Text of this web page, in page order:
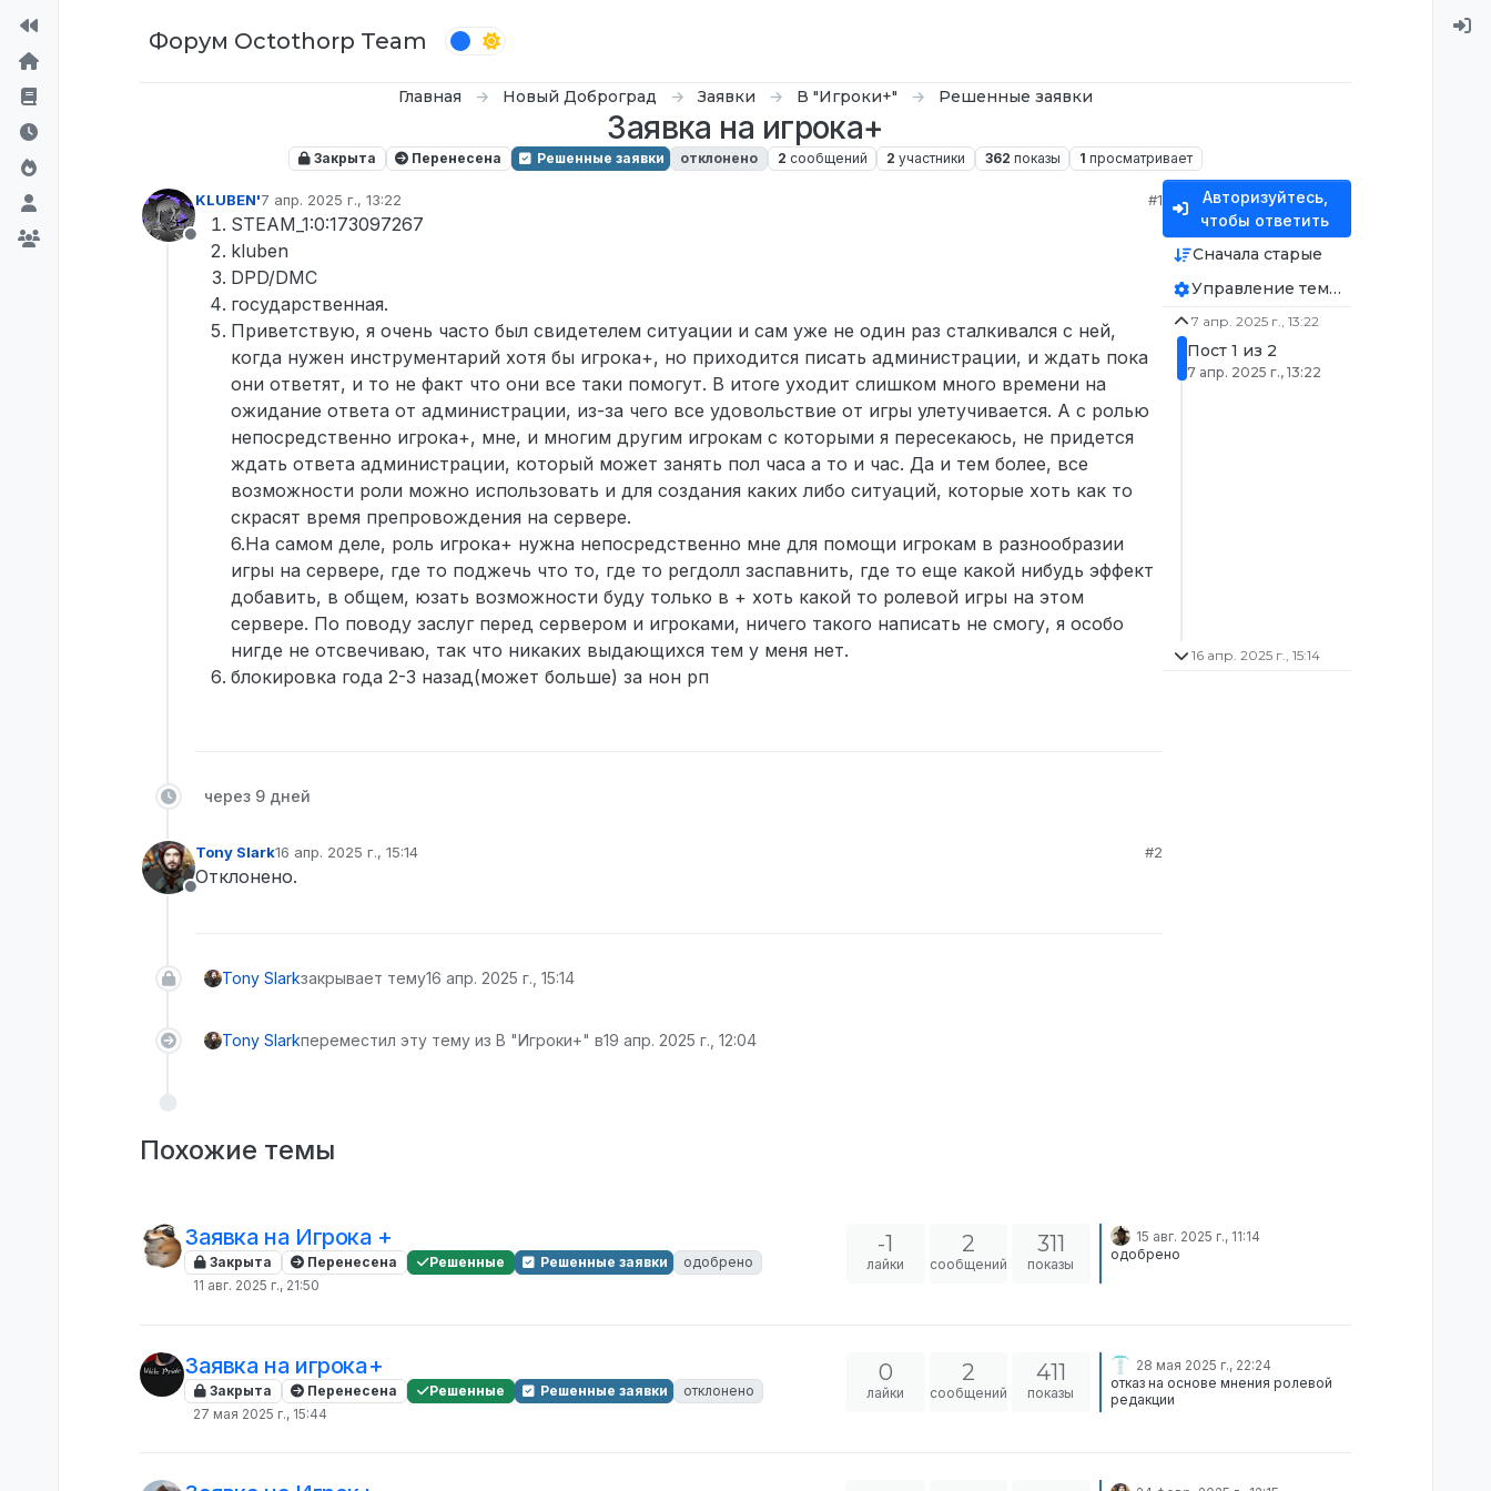
Форум Octothorp Team
Главная Новый Доброград Заявки В "Игроки+" Решенные заявки
Заявка на игрока+
Закрыта Перенесена Решенные заявки отклонено 2 сообщений 2 участники 362 показы 1 просматривает
Не в сети
KLUBEN'7 апр. 2025 г., 13:22
отредактировано
#1
STEAM_1:0:173097267
kluben
DPD/DMC
государственная.
Приветствую, я очень часто был свидетелем ситуации и сам уже не один раз сталкивался с ней,
когда нужен инструментарий хотя бы игрока+, но приходится писать администрации, и ждать пока
они ответят, и то не факт что они все таки помогут. В итоге уходит слишком много времени на
ожидание ответа от администрации, из-за чего все удовольствие от игры улетучивается. А с ролью
непосредственно игрока+, мне, и многим другим игрокам с которыми я пересекаюсь, не придется
ждать ответа администрации, который может занять пол часа а то и час. Да и тем более, все
возможности роли можно использовать и для создания каких либо ситуаций, которые хоть как то
скрасят время препровождения на сервере.
6.На самом деле, роль игрока+ нужна непосредственно мне для помощи игрокам в разнообразии
игры на сервере, где то поджечь что то, где то регдолл заспавнить, где то еще какой нибудь эффект
добавить, в общем, юзать возможности буду только в + хоть какой то ролевой игры на этом
сервере. По поводу заслуг перед сервером и игроками, ничего такого написать не смогу, я особо
нигде не отсвечиваю, так что никаких выдающихся тем у меня нет.
блокировка года 2-3 назад(может больше) за нон рп
через 9 дней
Не в сети
Tony Slark16 апр. 2025 г., 15:14
отредактировано
#2
Отклонено.
Tony Slarkзакрывает тему16 апр. 2025 г., 15:14
Tony Slarkпереместил эту тему из В "Игроки+" в19 апр. 2025 г., 12:04
Авторизуйтесь,
чтобы ответить
Сначала старые
Управление темой
7 апр. 2025 г., 13:22
Пост 1 из 2
7 апр. 2025 г., 13:22
16 апр. 2025 г., 15:14
Похожие темы
Заявка на Игрока +
Закрыта Перенесена Решенные Решенные заявки
одобрено
11 авг. 2025 г., 21:50
-1
лайки
2
сообщений
311
показы
15 авг. 2025 г., 11:14
одобрено
Заявка на игрока+
Закрыта Перенесена Решенные Решенные заявки
отклонено
27 мая 2025 г., 15:44
0
лайки
2
сообщений
411
показы
28 мая 2025 г., 22:24
отказ на основе мнения ролевой
редакции